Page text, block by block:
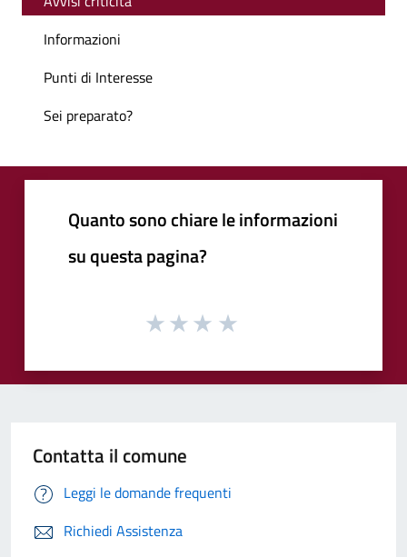
Informazioni
Punti di Interesse
Sei preparato?
Quanto sono chiare le informazioni
su questa pagina?
Contatta il comune
Leggi le domande frequenti
Richiedi Assistenza